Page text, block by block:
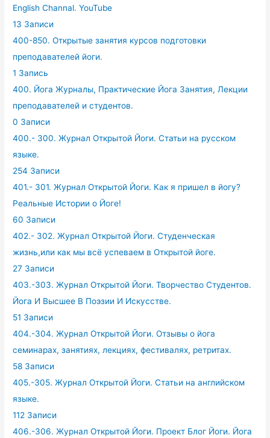
English Channal. YouTube
13 Записи
400-850. Открытые занятия курсов подготовки
преподавателей йоги.
1 Запись
400. Йога Журналы, Практические Йога Занятия, Лекции
преподавателей и студентов.
0 Записи
400.- 300. Журнал Открытой Йоги. Статьи на русском
языке.
254 Записи
401.- 301. Журнал Открытой Йоги. Как я пришел в йогу?
Реальные Истории о Йоге!
60 Записи
402.- 302. Журнал Открытой Йоги. Студенческая
жизнь,или как мы всё успеваем в Открытой йоге.
27 Записи
403.-303. Журнал Открытой Йоги. Творчество Студентов.
Йога И Высшее В Поэзии И Искусстве.
51 Записи
404.-304. Журнал Открытой Йоги. Отзывы о йога
семинарах, занятиях, лекциях, фестивалях, ретритах.
58 Записи
405.-305. Журнал Открытой Йоги. Статьи на английском
языке.
112 Записи
406.-306. Журнал Открытой Йоги. Проект Блог Йоги. Йога